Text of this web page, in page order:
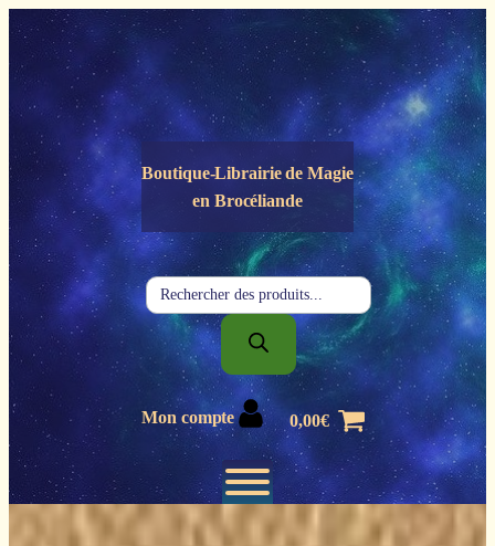
Panneau de gestion des cookies
Boutique-Librairie deMagie
en Brocéliande
Recherche
de
produits
Mon compte 0,00€